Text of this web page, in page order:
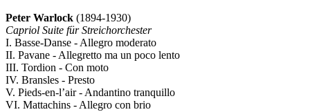
Peter Warlock (1894-1930)
Capriol Suite für Streichorchester
I. Basse-Danse - Allegro moderato
II. Pavane - Allegretto ma un poco lento
III. Tordion - Con moto
IV. Bransles - Presto
V. Pieds-en-l’air - Andantino tranquillo
VI. Mattachins - Allegro con brio